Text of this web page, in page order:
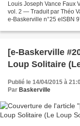
Louis Joseph Vance Faux
vol. 2 — Traduit par Théo
e-Baskerville n°25 eISBN
[e-Baskerville
Loup Solitaire
Publié le 14/04/2015 à
Par Baskerville